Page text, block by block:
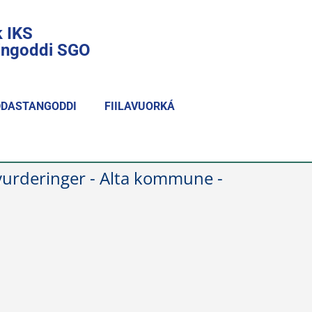
IKS
SGO
FIILAVUORKÁ
- Alta kommune -